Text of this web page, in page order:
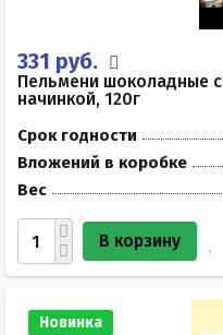
331 руб.
Пельмени шоколадные
начинкой, 120г
Срок годности
Вложений в коробке
Вес
В корзину
Новинка